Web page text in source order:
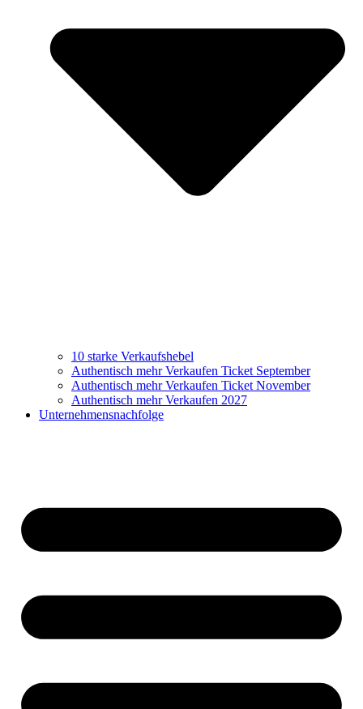
10 starke Verkaufshebel
Authentisch mehr Verkaufen Ticket September
Authentisch mehr Verkaufen Ticket November
Authentisch mehr Verkaufen 2027
Unternehmensnachfolge